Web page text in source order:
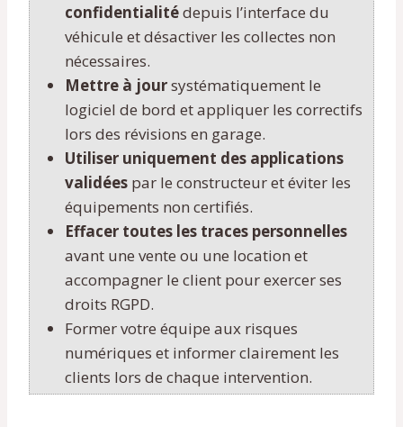
confidentialitédepuis l’interface du
véhicule et désactiver les collectes non
nécessaires.
Mettre à joursystématiquement le
logiciel de bord et appliquer les correctifs
lors des révisions en garage.
Utiliser uniquement des applications
validées par le constructeur et éviter les
équipements non certifiés.
Effacer toutes les traces personnelles
avant une vente ou une location et
accompagner le client pour exercer ses
droits RGPD.
Former votre équipe aux risques
numériques et informer clairement les
clients lors de chaque intervention.